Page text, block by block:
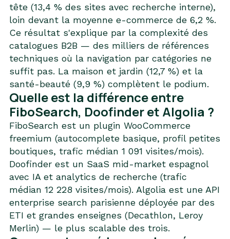
tête (13,4 % des sites avec recherche interne),
loin devant la moyenne e-commerce de 6,2 %.
Ce résultat s'explique par la complexité des
catalogues B2B — des milliers de références
techniques où la navigation par catégories ne
suffit pas. La maison et jardin (12,7 %) et la
santé-beauté (9,9 %) complètent le podium.
Quelle est la différence entre
FiboSearch, Doofinder et Algolia ?
FiboSearch est un plugin WooCommerce
freemium (autocomplete basique, profil petites
boutiques, trafic médian 1 091 visites/mois).
Doofinder est un SaaS mid-market espagnol
avec IA et analytics de recherche (trafic
médian 12 228 visites/mois). Algolia est une API
enterprise search parisienne déployée par des
ETI et grandes enseignes (Decathlon, Leroy
Merlin) — le plus scalable des trois.